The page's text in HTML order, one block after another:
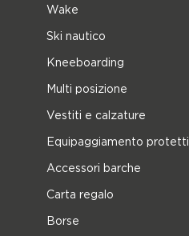
Wake
Ski nautico
Kneeboarding
Multi posizione
Vestiti e calzature
Equipaggiamento
Accessori barche
Carta regalo
Borse